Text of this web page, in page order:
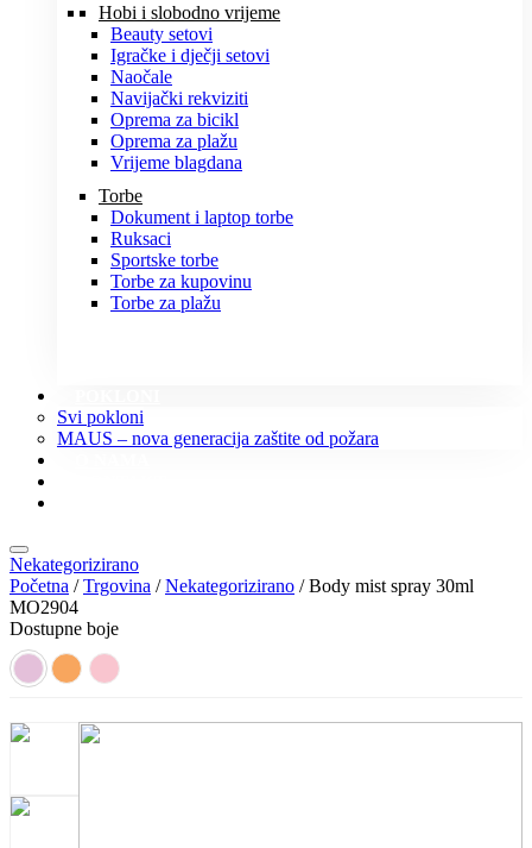
Hobi i slobodno vrijeme
Beauty setovi
Igračke i dječji setovi
Naočale
Navijački rekviziti
Oprema za bicikl
Oprema za plažu
Vrijeme blagdana
Torbe
Dokument i laptop torbe
Ruksaci
Sportske torbe
Torbe za kupovinu
Torbe za plažu
Svi pokloni
MAUS – nova generacija zaštite od požara
Nekategorizirano
Početna /Trgovina /Nekategorizirano / Body mist spray 30ml
MO2904
Dostupne boje